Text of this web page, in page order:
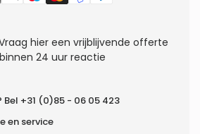
hier een vrijblijvende offerte
24 uur reactie
Bel +31 (0)85 - 06 05 423
en service